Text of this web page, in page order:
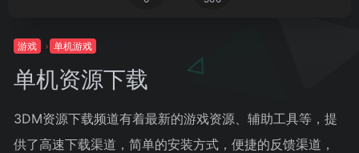
游戏 单机游戏
单机资源下载
3DM资源下载频道有着最新的游戏资源、辅助工具等，提
供了高速下载渠道，简单的安装方式，便捷的反馈渠道，